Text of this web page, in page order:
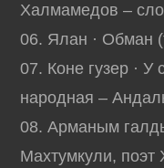
Халмамедов –
06. Ялан · Обман
07. Коне гузер · У
народная –
08. Арманым
Махтумкули, поэт